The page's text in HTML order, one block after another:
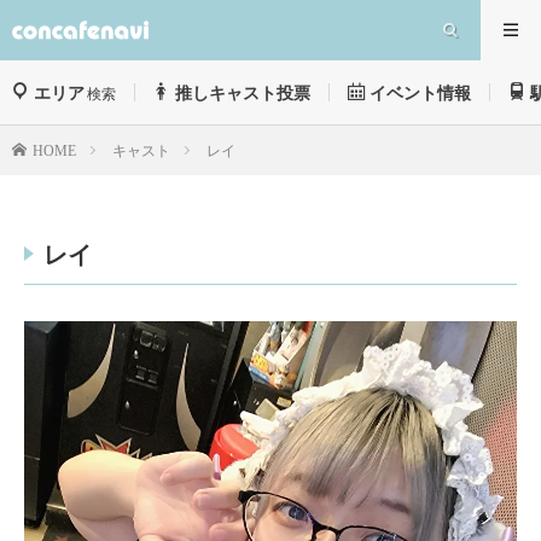
エリア検索 推しキャスト投票 イベント情報
HOME キャスト レイ
レイ